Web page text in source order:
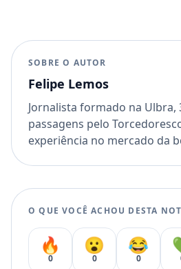
SOBRE O AUTOR
Felipe Lemos
Jornalista formado na Ulbra,
passagens pelo
experiência no mercado da
O QUE VOCÊ ACHOU DESTA
🔥
0
😮
0
😂
0